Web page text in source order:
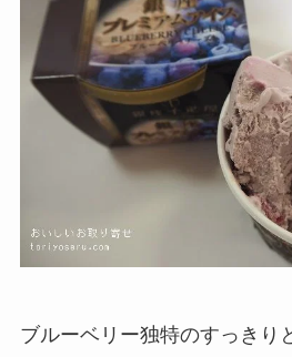
ブルーベリー独特のすっきり